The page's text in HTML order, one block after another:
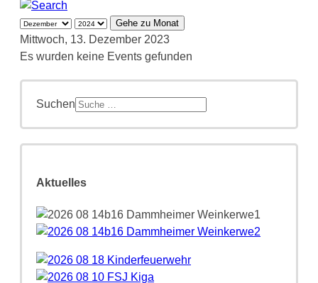
Gehe zu Monat
Mittwoch, 13. Dezember 2023
Es wurden keine Events gefunden
Suchen
Aktuelles